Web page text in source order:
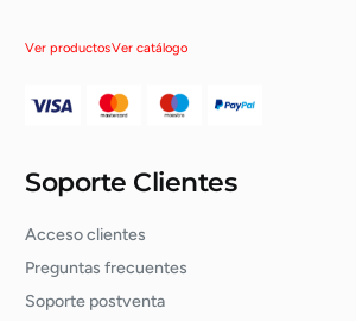
Ver productosVer catálogo
Soporte Clientes
Acceso clientes
Preguntas frecuentes
Soporte postventa